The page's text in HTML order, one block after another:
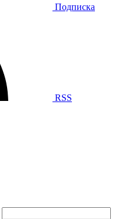
Подписка
RSS